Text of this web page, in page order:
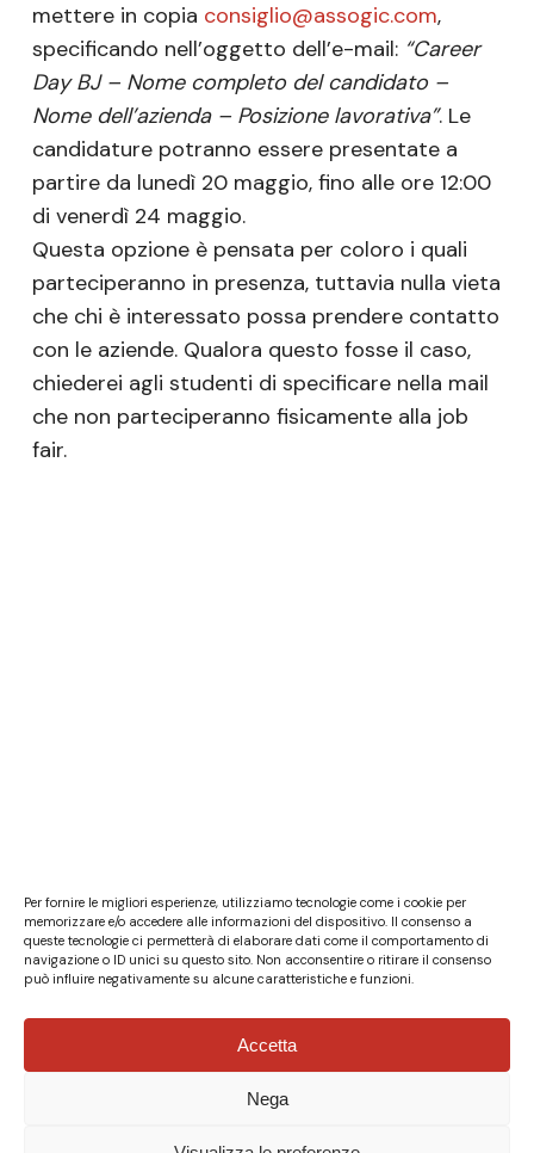
Per fornire le migliori esperienze, utilizziamo tecnologie come i cookie per
memorizzare e/o accedere alle informazioni del dispositivo. Il consenso a
queste tecnologie ci permetterà di elaborare dati come il comportamento di
navigazione o ID unici su questo sito. Non acconsentire o ritirare il consenso
può influire negativamente su alcune caratteristiche e funzioni.
Accetta
Nega
mettere in copia consiglio@assogic.com,
specificando nell’oggetto dell’e-mail: “Career
Day BJ – Nome completo del candidato –
Nome dell’azienda – Posizione lavorativa”. Le
candidature potranno essere presentate a
partire da lunedì 20 maggio, fino alle ore 12:00
di venerdì 24 maggio.
Questa opzione è pensata per coloro i quali
parteciperanno in presenza, tuttavia nulla vieta
che chi è interessato possa prendere contatto
con le aziende. Qualora questo fosse il caso,
chiederei agli studenti di specificare nella mail
che non parteciperanno fisicamente alla job
fair.
Privacy Policy |Cookie Policy